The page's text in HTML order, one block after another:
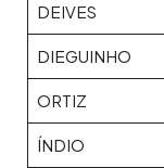
DEIVES
DIEGUINHO
ORTIZ
ÍNDIO